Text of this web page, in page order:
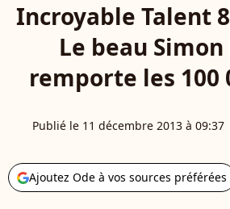
Incroyable Talent
Le beau
remporte les 100
Publié le 11 décembre 2013 à 09:37
Ajoutez Ode à vos sources préférées